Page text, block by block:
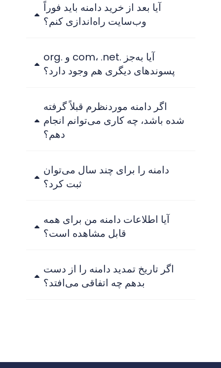
آیا بعد از خرید دامنه باید فوراً
وب‌سایت راه‌اندازی کنم؟
آیا به‌جز .com، .net و .org
پسوندهای دیگری هم وجود دارد؟
اگر دامنه موردنظرم قبلاً گرفته
شده باشد، چه کاری می‌توانم انجام
دهم؟
دامنه را برای چند سال می‌توان
ثبت کرد؟
آیا اطلاعات دامنه من برای همه
قابل مشاهده است؟
اگر تاریخ تمدید دامنه را از دست
بدهم چه اتفاقی می‌افتد؟